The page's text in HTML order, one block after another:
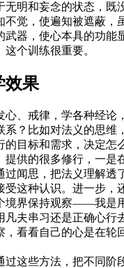
无明和妄念的状态，既
不觉，使遍知被遮蔽，
武器，使心本具的功能
个训练很重要。
效果
、戒律，学各种经论
系？比如对法义的思维
目标和需求，决定怎
供的很多修行，一是
过闻思，把法义理解透
受这种认识。进一步，
境界保持观察——我是
凡夫串习还是正确心行
，看看自己的心是在轮
这些方法，把不同阶